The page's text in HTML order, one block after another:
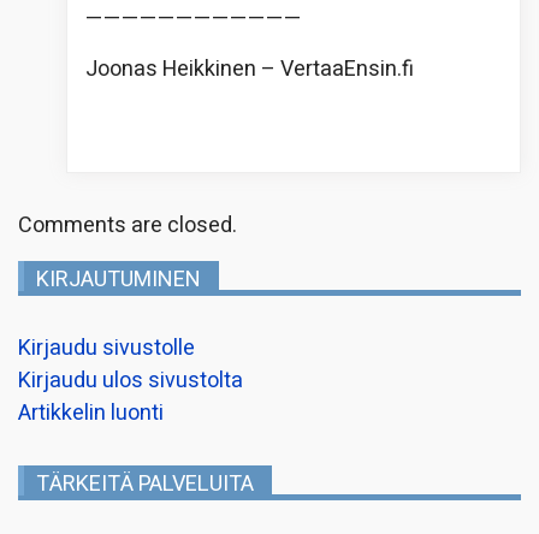
————————————
Joonas Heikkinen – VertaaEnsin.fi
Comments are closed.
KIRJAUTUMINEN
Kirjaudu sivustolle
Kirjaudu ulos sivustolta
Artikkelin luonti
TÄRKEITÄ PALVELUITA